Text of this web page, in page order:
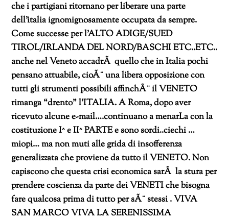
che i partigiani ritornano per liberare una parte
dell’italia ignomignosamente occupata da sempre.
Come successe per l’ALTO ADIGE/SUED
TIROL/IRLANDA DEL NORD/BASCHI ETC..ETC..
anche nel Veneto accadrÃ quello che in Italia pochi
pensano attuabile, cioÃ¨ una libera opposizione con
tutti gli strumenti possibili affinchÃ¨ il VENETO
rimanga “drento” l’ITALIA.A Roma, dopo aver
ricevuto alcune e-mail….continuano a menarLa con la
costituzione I^ e II^ PARTE e sono sordi..ciechi …
miopi… ma non muti alle grida di insofferenza
generalizzata che proviene da tutto il VENETO.Non
capiscono che questa crisi economica sarÃ la stura per
prendere coscienza da parte dei VENETI che bisogna
fare qualcosa prima di tutto per sÃ¨ stessi .VIVA
SAN MARCOVIVA LA SERENISSIMA